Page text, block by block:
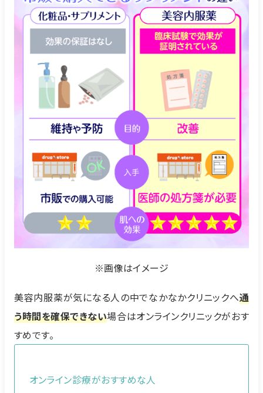
※画像はイメージ
美容内服薬が気になる人の中でなかなかクリニックへ通
う時間を確保できない場合はオンラインクリニックがおす
すめです。
オンライン診療がおすすめな人